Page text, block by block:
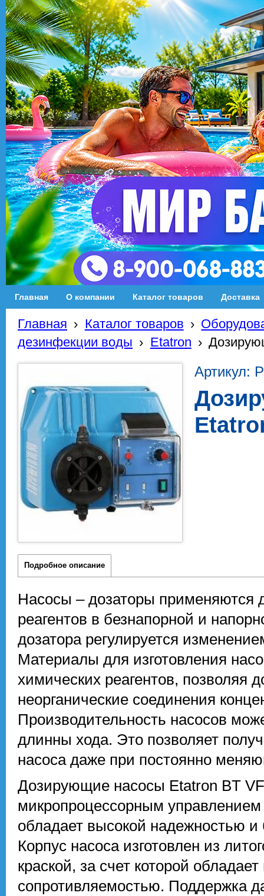
Главная О компании Каталог товаров Доставка
Главная › Каталог товаров ›
дезинфекции воды › Etatron ›
Артикул:
Подробное описание
Насосы – дозаторы применяются
реагентов в безнапорной и
дозатора регулируется
Материалы для изготовления
химических реагентов, позволяя
неорганические соединения
Производительность насосов
длинны хода. Это позволяет
насоса даже при постоянно
Дозирующие насосы Etatron BT
микропроцессорным
обладает высокой надежностью
Корпус насоса изготовлен из
краской, за счет которой
сопротивляемостью. Поддержка